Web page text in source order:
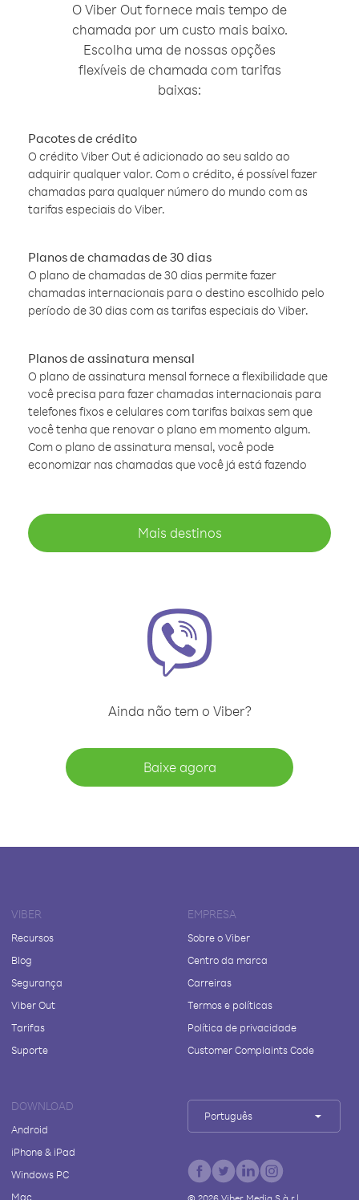
O Viber Out fornece mais tempo de
chamada por um custo mais baixo.
Escolha uma de nossas opções
flexíveis de chamada com tarifas
baixas:
Pacotes de crédito
O crédito Viber Out é adicionado ao seu saldo ao
adquirir qualquer valor. Com o crédito, é possível fazer
chamadas para qualquer número do mundo com as
tarifas especiais do Viber.
Planos de chamadas de 30 dias
O plano de chamadas de 30 dias permite fazer
chamadas internacionais para o destino escolhido pelo
período de 30 dias com as tarifas especiais do Viber.
Planos de assinatura mensal
O plano de assinatura mensal fornece a flexibilidade que
você precisa para fazer chamadas internacionais para
telefones fixos e celulares com tarifas baixas sem que
você tenha que renovar o plano em momento algum.
Com o plano de assinatura mensal, você pode
economizar nas chamadas que você já está fazendo
Mais destinos
Ainda não tem o Viber?
Baixe agora
VIBER
Recursos
Blog
Segurança
Viber Out
Tarifas
Suporte
EMPRESA
Sobre o Viber
Centro da marca
Carreiras
Termos e políticas
Política de privacidade
Customer Complaints Code
DOWNLOAD
Android
iPhone & iPad
Windows PC
Mac
Português